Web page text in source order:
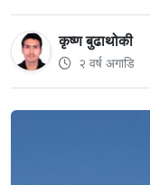
कृष्ण बुढाथोकी
२ वर्ष अगाडि